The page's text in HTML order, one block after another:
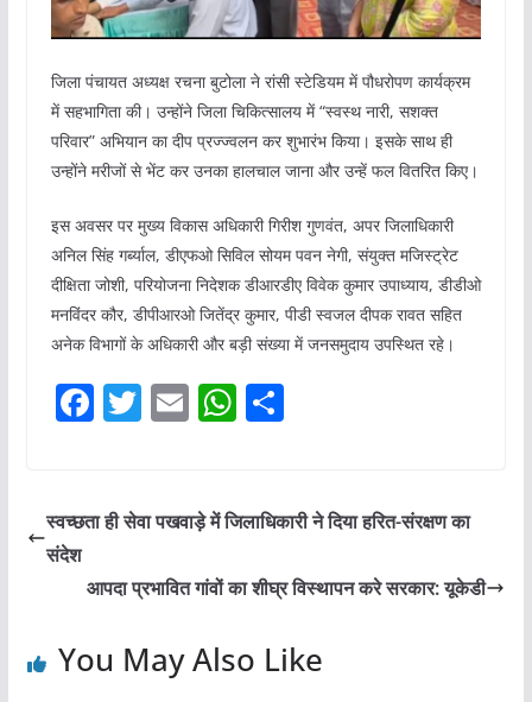
जिला पंचायत अध्यक्ष रचना बुटोला ने रांसी स्टेडियम में पौधरोपण कार्यक्रम
में सहभागिता की। उन्होंने जिला चिकित्सालय में “स्वस्थ नारी, सशक्त
परिवार” अभियान का दीप प्रज्ज्वलन कर शुभारंभ किया। इसके साथ ही
उन्होंने मरीजों से भेंट कर उनका हालचाल जाना और उन्हें फल वितरित किए।
इस अवसर पर मुख्य विकास अधिकारी गिरीश गुणवंत, अपर जिलाधिकारी
अनिल सिंह गर्ब्याल, डीएफओ सिविल सोयम पवन नेगी, संयुक्त मजिस्ट्रेट
दीक्षिता जोशी, परियोजना निदेशक डीआरडीए विवेक कुमार उपाध्याय, डीडीओ
मनविंदर कौर, डीपीआरओ जितेंद्र कुमार, पीडी स्वजल दीपक रावत सहित
अनेक विभागों के अधिकारी और बड़ी संख्या में जनसमुदाय उपस्थित रहे।
F
e
o
k
T
er
E
l
W
s
p
S
e
स्वच्छता ही सेवा पखवाड़े में जिलाधिकारी ने दिया हरित-संरक्षण का
संदेश
आपदा प्रभावित गांवों का शीघ्र विस्थापन करे सरकार: यूकेडी
You May Also Like